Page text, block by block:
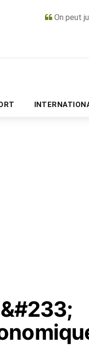
On peut
PUBLICITÉ